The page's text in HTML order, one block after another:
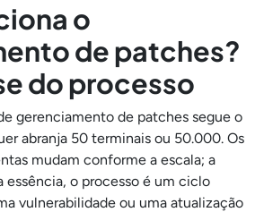
o
de patches?
do processo
gerenciamento de patches segue o
abranja 50 terminais ou 50.000. Os
mudam conforme a escala; a
essência, o processo é um ciclo
vulnerabilidade ou uma atualização